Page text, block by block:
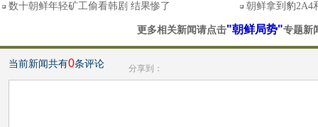
数十朝鲜年轻矿工偷看韩剧 结果惨了
朝鲜拿到豹2A4
更多相关新闻请点击"朝鲜局势"专题新
当前新闻共有0条评论 分享到：